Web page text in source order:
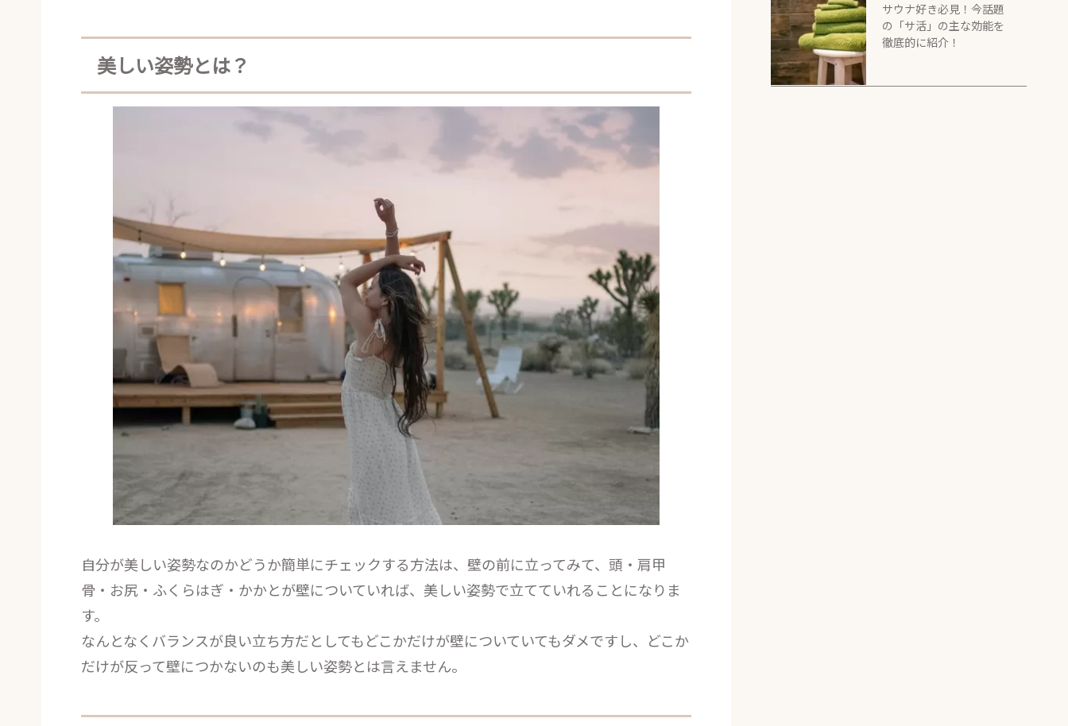
美しい姿勢とは？
自分が美しい姿勢なのかどうか簡単にチェックする方法は、壁の前に立ってみて、頭・肩甲
骨・お尻・ふくらはぎ・かかとが壁についていれば、美しい姿勢で立てていれることになりま
す。
なんとなくバランスが良い立ち方だとしてもどこかだけが壁についていてもダメですし、どこか
だけが反って壁につかないのも美しい姿勢とは言えません。
サウナ好き必見！今話題
の「サ活」の主な効能を
徹底的に紹介！